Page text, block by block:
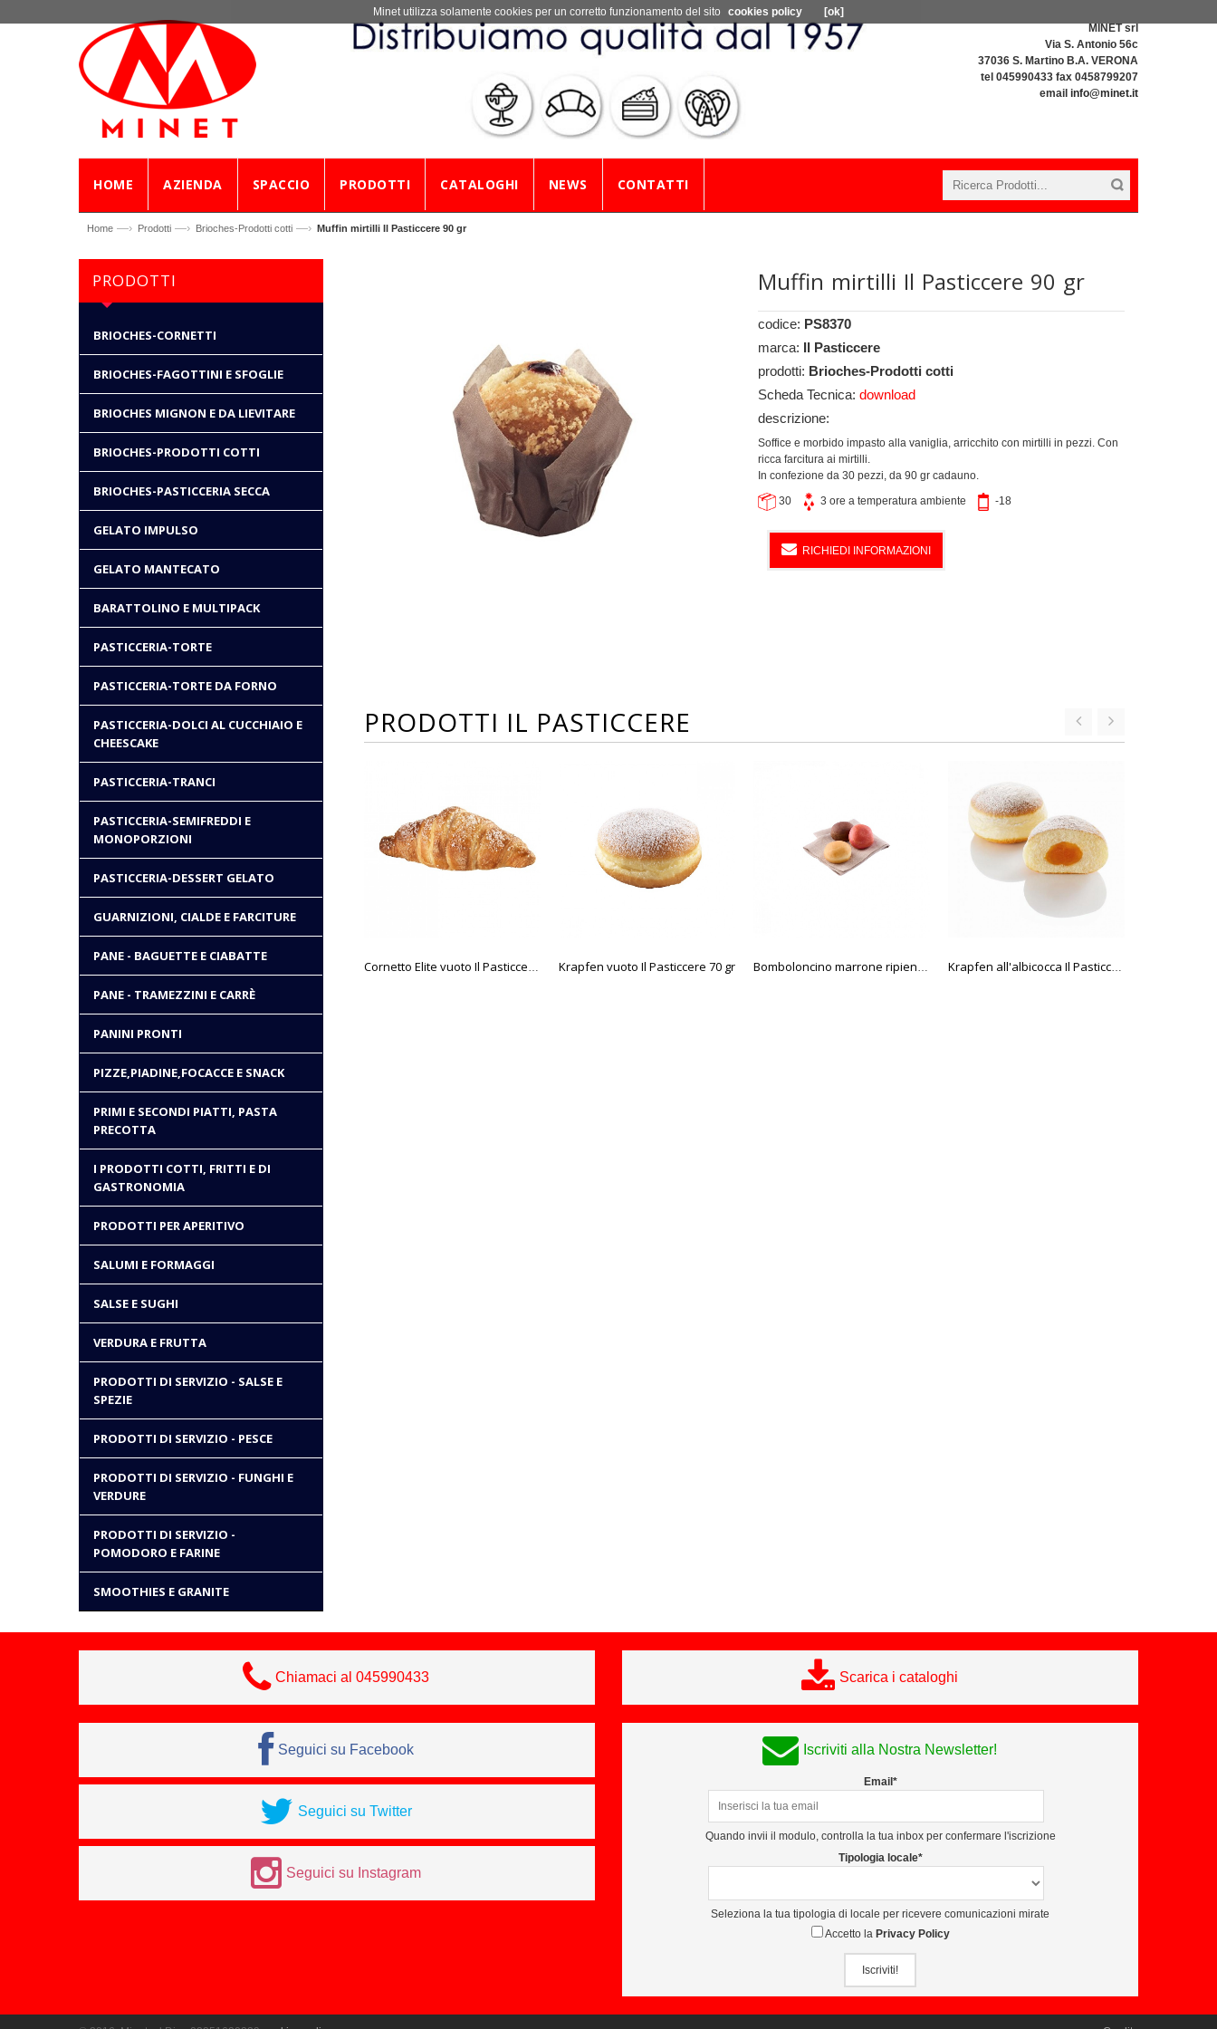
MINET srl
Via S. Antonio 56c
37036 S. Martino B.A. VERONA
tel 045990433 fax 0458799207
email info@minet.it
HOME AZIENDA SPACCIO PRODOTTI CATALOGHI NEWS CONTATTI
Home —› Prodotti —› Brioches-Prodotti cotti —› Muffin mirtilli Il Pasticcere 90 gr
Muffin mirtilli Il Pasticcere 90 gr
codice: PS8370
marca: Il Pasticcere
prodotti: Brioches-Prodotti cotti
Scheda Tecnica: download
descrizione:
Soffice e morbido impasto alla vaniglia, arricchito con mirtilli in pezzi. Con
ricca farcitura ai mirtilli.
In confezione da 30 pezzi, da 90 gr cadauno.
30 3 ore a temperatura ambiente -18
RICHIEDI INFORMAZIONI
PRODOTTI IL PASTICCERE
Cornetto Elite vuoto Il Pasticcere 75 gr Krapfen vuoto Il Pasticcere 70 gr Bomboloncino marrone ripieno nocciola-cacao 38 gr Krapfen all'albicocca Il Pasticcere 85 gr
PRODOTTI
BRIOCHES-CORNETTI
BRIOCHES-FAGOTTINI E SFOGLIE
BRIOCHES MIGNON E DA LIEVITARE
BRIOCHES-PRODOTTI COTTI
BRIOCHES-PASTICCERIA SECCA
GELATO IMPULSO
GELATO MANTECATO
BARATTOLINO E MULTIPACK
PASTICCERIA-TORTE
PASTICCERIA-TORTE DA FORNO
PASTICCERIA-DOLCI AL CUCCHIAIO E
CHEESCAKE
PASTICCERIA-TRANCI
PASTICCERIA-SEMIFREDDI E
MONOPORZIONI
PASTICCERIA-DESSERT GELATO
GUARNIZIONI, CIALDE E FARCITURE
PANE - BAGUETTE E CIABATTE
PANE - TRAMEZZINI E CARRÈ
PANINI PRONTI
PIZZE,PIADINE,FOCACCE E SNACK
PRIMI E SECONDI PIATTI, PASTA
PRECOTTA
I PRODOTTI COTTI, FRITTI E DI
GASTRONOMIA
PRODOTTI PER APERITIVO
SALUMI E FORMAGGI
SALSE E SUGHI
VERDURA E FRUTTA
PRODOTTI DI SERVIZIO - SALSE E
SPEZIE
PRODOTTI DI SERVIZIO - PESCE
PRODOTTI DI SERVIZIO - FUNGHI E
VERDURE
PRODOTTI DI SERVIZIO -
POMODORO E FARINE
SMOOTHIES E GRANITE
Chiamaci al 045990433 Scarica i cataloghi
Seguici su Facebook
Seguici su Twitter
Seguici su Instagram
Iscriviti alla Nostra Newsletter!
Email*
Quando invii il modulo, controlla la tua inbox per confermare l'iscrizione
Tipologia locale*
Seleziona la tua tipologia di locale per ricevere comunicazioni mirate
Accetto la Privacy Policy
Iscriviti!
Minet utilizza solamente cookies per un corretto funzionamento del sito cookies policy [ok]